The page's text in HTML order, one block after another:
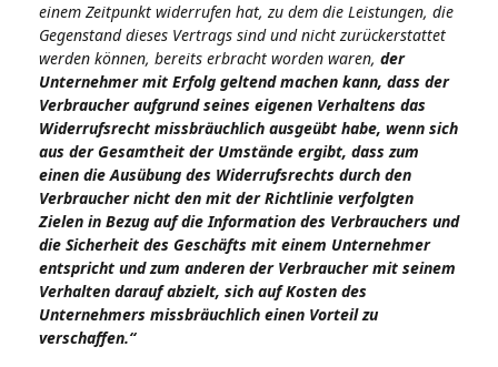
einem Zeitpunkt widerrufen hat, zu dem die Leistungen, die
Gegenstand dieses Vertrags sind und nicht zurückerstattet
werden können, bereits erbracht worden waren, der
Unternehmer mit Erfolg geltend machen kann, dass der
Verbraucher aufgrund seines eigenen Verhaltens das
Widerrufsrecht missbräuchlich ausgeübt habe, wenn sich
aus der Gesamtheit der Umstände ergibt, dass zum
einen die Ausübung des Widerrufsrechts durch den
Verbraucher nicht den mit der Richtlinie verfolgten
Zielen in Bezug auf die Information des Verbrauchers und
die Sicherheit des Geschäfts mit einem Unternehmer
entspricht und zum anderen der Verbraucher mit seinem
Verhalten darauf abzielt, sich auf Kosten des
Unternehmers missbräuchlich einen Vorteil zu
verschaffen.“